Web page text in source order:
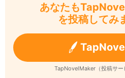
あなたも
を投稿してみ
TapNovelMaker（投稿サー